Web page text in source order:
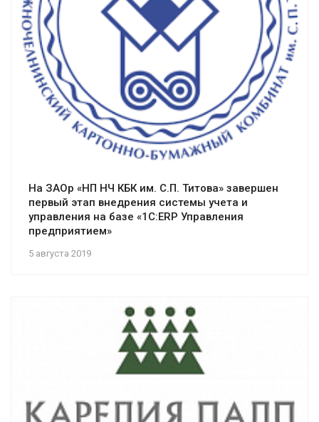
5 августа 2019
На ЗАОр «НП НЧ КБК им. С.П. Титова» завершен
первый этап внедрения системы учета и
управления на базе «1С:ERP Управления
предприятием»